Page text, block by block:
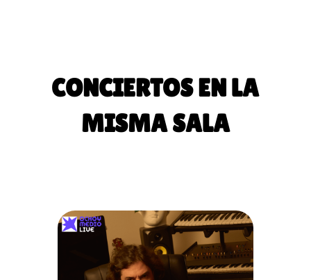
CONCIERTOS EN LA
MISMA SALA